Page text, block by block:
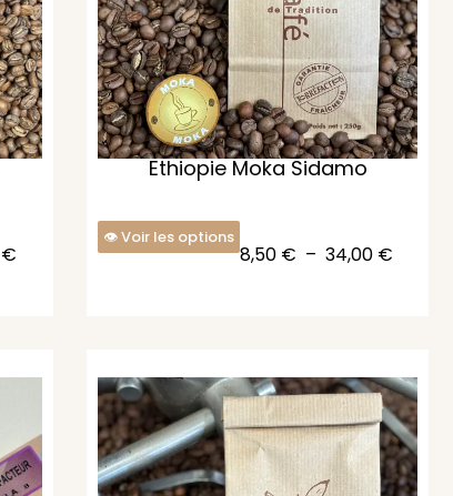
€
Ethiopie Moka Sidamo
Voir les options
8,50 € – 34,00 €